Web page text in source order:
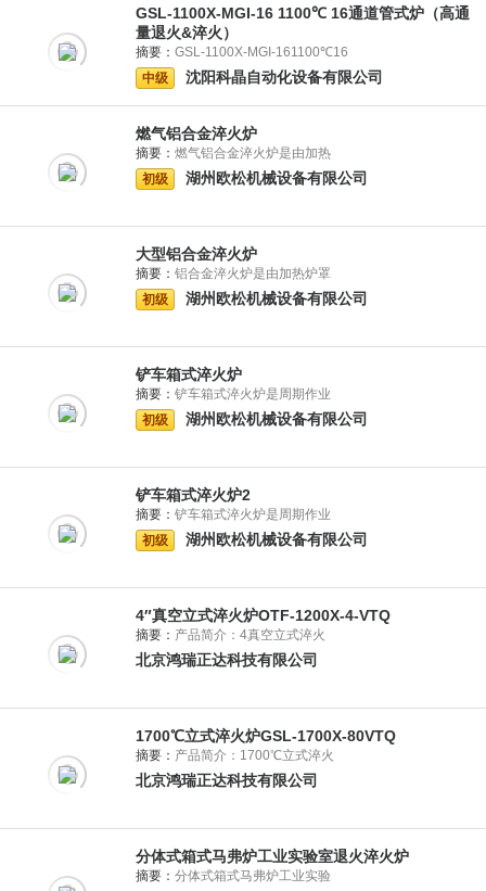
GSL-1100X-MGI-16 1100℃ 16通道管式炉（高通
量退火&淬火）
摘要： GSL-1100X-MGI-161100℃16
中级
沈阳科晶自动化设备有限公司
燃气铝合金淬火炉
摘要： 燃气铝合金淬火炉是由加热
初级
湖州欧松机械设备有限公司
大型铝合金淬火炉
摘要： 铝合金淬火炉是由加热炉罩
初级
湖州欧松机械设备有限公司
铲车箱式淬火炉
摘要： 铲车箱式淬火炉是周期作业
初级
湖州欧松机械设备有限公司
铲车箱式淬火炉2
摘要： 铲车箱式淬火炉是周期作业
初级
湖州欧松机械设备有限公司
4″真空立式淬火炉OTF-1200X-4-VTQ
摘要： 产品简介：4真空立式淬火
北京鸿瑞正达科技有限公司
1700℃立式淬火炉GSL-1700X-80VTQ
摘要： 产品简介：1700℃立式淬火
北京鸿瑞正达科技有限公司
分体式箱式马弗炉工业实验室退火淬火炉
摘要： 分体式箱式马弗炉工业实验